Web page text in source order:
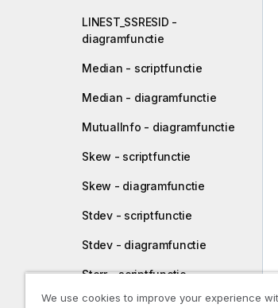
LINEST_SSRESID -
diagramfunctie
Median - scriptfunctie
Median - diagramfunctie
MutualInfo - diagramfunctie
Skew - scriptfunctie
Skew - diagramfunctie
Stdev - scriptfunctie
Stdev - diagramfunctie
Sterr - scriptfunctie
Sterr - diagramfunctie
We use cookies to improve your experience